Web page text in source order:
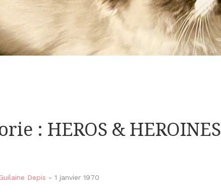
: HEROS & HEROINES
Depis - 1 janvier 1970